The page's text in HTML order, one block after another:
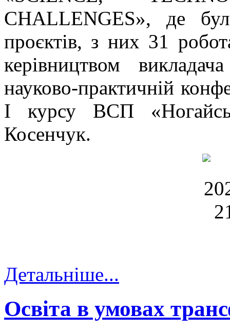
CHALLENGES», де
проєктів, з них 31
керівництвом
науково-практичній
І курсу ВСП
Косенчук.
Детальніше...
Освіта в умовах